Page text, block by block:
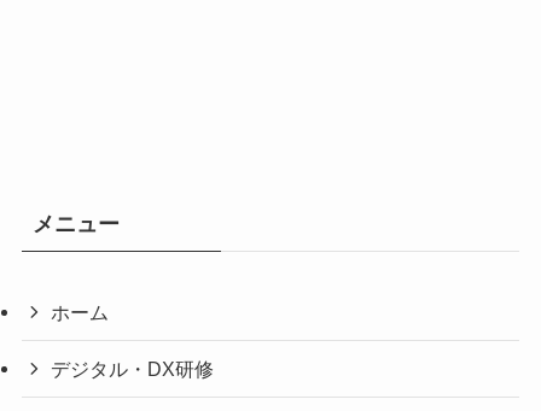
メニュー
ホーム
デジタル・DX研修